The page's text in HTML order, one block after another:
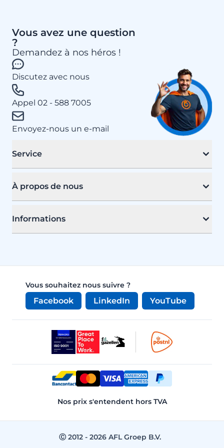
Vous avez une question
?
Demandez à nos héros !
Discutez avec nous
Appel 02 - 588 7005
Envoyez-nous un e-mail
Service
À propos de nous
Informations
Vous souhaitez nous suivre ?
Facebook LinkedIn YouTube
Nos prix s'entendent hors TVA
Ⓒ 2012 - 2026 AFL Groep B.V.